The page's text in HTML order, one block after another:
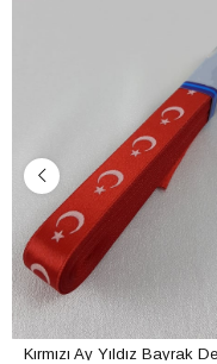
Kırmızı Ay Yıldız Bayrak